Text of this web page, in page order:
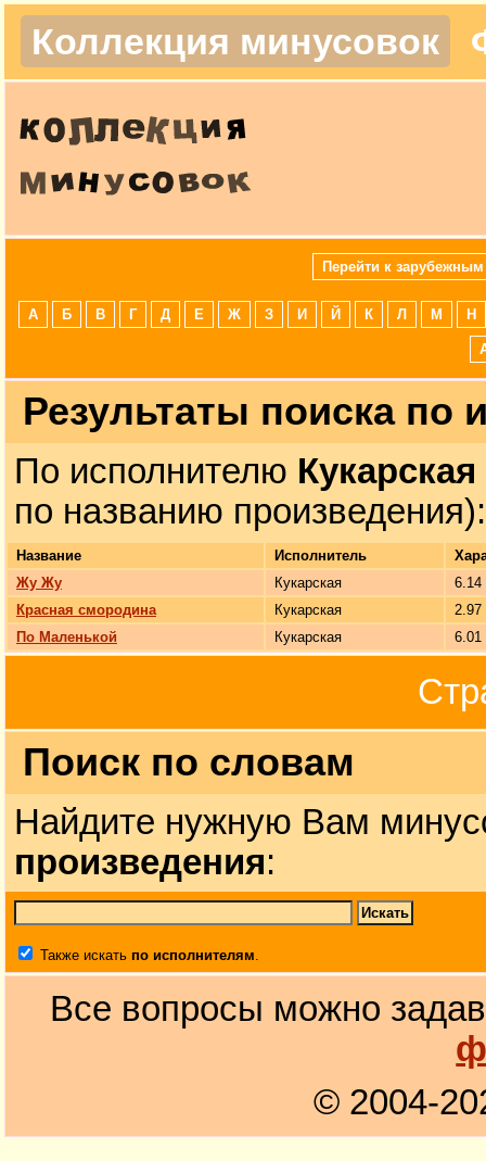
Коллекция минусовок
Перейти к зарубежным
А Б В Г Д Е Ж З И Й К Л М Н
Результаты поиска по
По исполнителю Кукарская
по названию произведения):
Название Исполнитель
Жу Жу
Кукарская
6.14
Красная смородина
Кукарская
2.97
По Маленькой
Кукарская 6.01
Поиск по словам
Найдите нужную Вам
произведения:
Также искать по исполнителям.
Все вопросы можно
© 2004-